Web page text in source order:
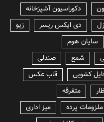
دکوراسیون آشپزخانه
دی ایکس ریسر
زیو
سایان هوم
شمع
صندلی
کشویی
قاب عکس
متفرقه
ملزومات پرده
میز اداری